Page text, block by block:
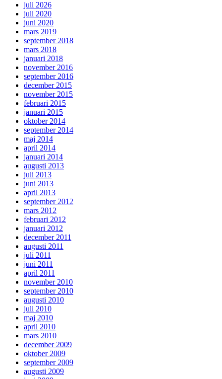
juli 2026
juli 2020
juni 2020
mars 2019
september 2018
mars 2018
januari 2018
november 2016
september 2016
december 2015
november 2015
februari 2015
januari 2015
oktober 2014
september 2014
maj 2014
april 2014
januari 2014
augusti 2013
juli 2013
juni 2013
april 2013
september 2012
mars 2012
februari 2012
januari 2012
december 2011
augusti 2011
juli 2011
juni 2011
april 2011
november 2010
september 2010
augusti 2010
juli 2010
maj 2010
april 2010
mars 2010
december 2009
oktober 2009
september 2009
augusti 2009